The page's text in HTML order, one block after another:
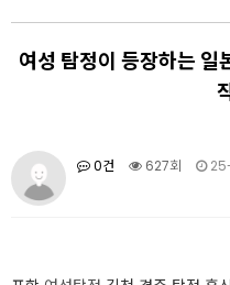
여성 탐정이 등장하는 일
0건 627회